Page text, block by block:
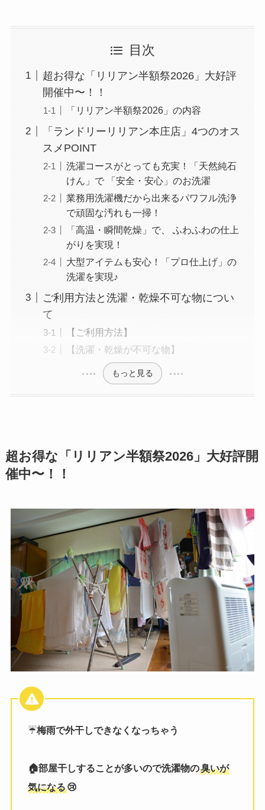
目次
超お得な「リリアン半額祭2026」大好評
開催中〜！！
「リリアン半額祭2026」の内容
「ランドリーリリアン本庄店」4つのオス
スメPOINT
洗濯コースがとっても充実！「天然純石
けん」で 「安全・安心」のお洗濯
業務用洗濯機だから出来るパワフル洗浄
で頑固な汚れも一掃！
「高温・瞬間乾燥」で、 ふわふわの仕上
がりを実現！
大型アイテムも安心！「プロ仕上げ」の
洗濯を実現♪
ご利用方法と洗濯・乾燥不可な物につい
て
【ご利用方法】
【洗濯・乾燥が不可な物】
もっと見る
超お得な「リリアン半額祭2026」大好評開
催中〜！！
☔️梅雨で外干しできなくなっちゃう
🏠部屋干しすることが多いので洗濯物の臭いが
気になる😢